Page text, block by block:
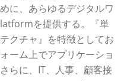
に、あらゆるデジタルワ
を提供する。『単
クチャ』を特徴としてお
ーム上でアプリケーショ
らに、IT、人事、顧客接